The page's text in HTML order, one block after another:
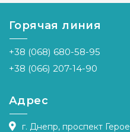
производитель
Размер
Канва
Аида 14ct
Зашивка
частичная
Горячая линия
+38 (068) 680-58-95
+38 (066) 207-14-90
Адрес
г. Днепр, проспект